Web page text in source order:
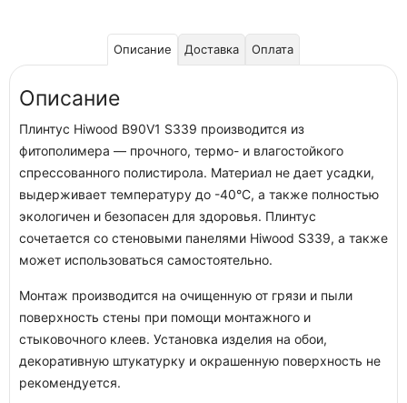
Описание Доставка Оплата
Описание
Плинтус Hiwood B90V1 S339 производится из
фитополимера — прочного, термо- и влагостойкого
спрессованного полистирола. Материал не дает усадки,
выдерживает температуру до -40°С, а также полностью
экологичен и безопасен для здоровья. Плинтус
сочетается со стеновыми панелями Hiwood S339, а также
может использоваться самостоятельно.
Монтаж производится на очищенную от грязи и пыли
поверхность стены при помощи монтажного и
стыковочного клеев. Установка изделия на обои,
декоративную штукатурку и окрашенную поверхность не
рекомендуется.